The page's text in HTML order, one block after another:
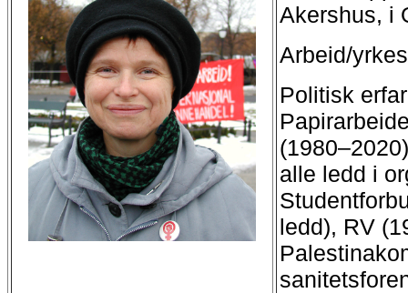
Akershus, i
Arbeid/
Politisk
alle ledd i
ledd), RV